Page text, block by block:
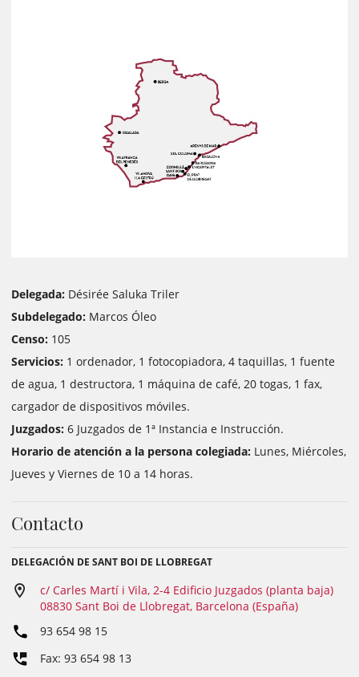
Delegada: Désirée Saluka Triler
Subdelegado: Marcos Óleo
Censo: 105
Servicios: 1 ordenador, 1 fotocopiadora, 4 taquillas, 1 fuente
de agua, 1 destructora, 1 máquina de café, 20 togas, 1 fax,
cargador de dispositivos móviles.
Juzgados: 6 Juzgados de 1ª Instancia e Instrucción.
Horario de atención a la persona colegiada: Lunes, Miércoles,
Jueves y Viernes de 10 a 14 horas.
Contacto
DELEGACIÓN DE SANT BOI DE LLOBREGAT
c/ Carles Martí i Vila, 2-4 Edificio Juzgados (planta baja)
08830 Sant Boi de Llobregat, Barcelona (España)
93 654 98 15
Fax: 93 654 98 13